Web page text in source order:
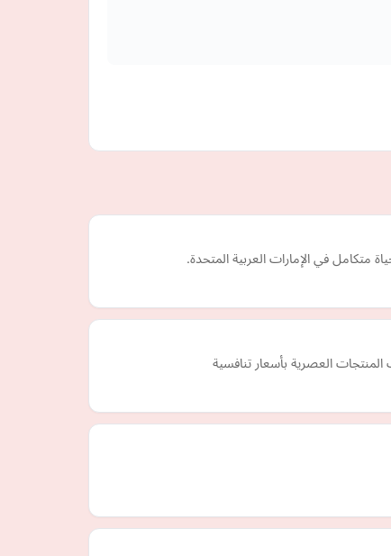
متكامل في الإمارات العربية المتحدة.
العصرية بأسعار تنافسية